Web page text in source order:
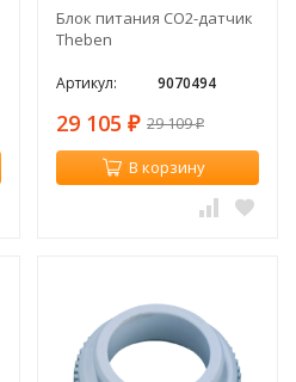
Блок питания CO2-датчик
Theben
Артикул: 9070494
29 105 ₽ 29 109₽
В корзину